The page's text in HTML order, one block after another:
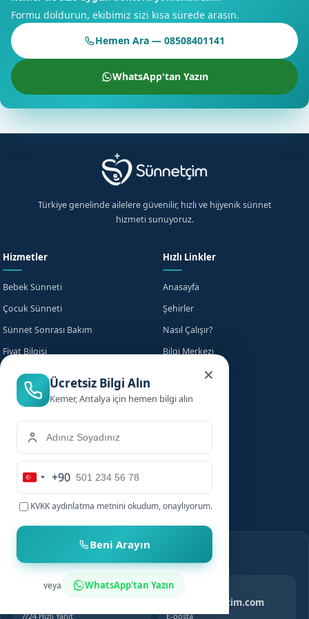
Kemer'de Sizi Bekliyoruz
Kemer'de sünnet hizmeti sunuyoruz. Randevu formumuzdan
bize ulaşabilirsiniz. İletişim kanallarımız aracılığıyla bilgi
alabilirsiniz.
Formu doldurun, ekibimiz sizi kısa sürede arasın.
Hemen Ara — 08508401141
WhatsApp'tan Yazın
Ücretsiz Bilgi Alın
Kemer, Antalya için hemen bilgi alın
Turkey
KVKK aydınlatma metnini okudum, onaylıyorum.
Türkiye genelinde ailelere güvenilir, hızlı ve hijyenik sünnet
hizmeti sunuyoruz.
Hizmetler
Bebek Sünneti
Çocuk Sünneti
Sünnet Sonrası Bakım
Fiyat Bilgisi
Evde Sünnet
Hızlı Linkler
Anasayfa
Şehirler
Nasıl Çalışır?
Bilgi Merkezi
Yasal
KVKK Aydınlatma
Gizlilik Politikası
Çerez Politikası
Kullanım Koşulları
7/24 Hızlı Yanıt
info@sunnetcim.com
E-posta